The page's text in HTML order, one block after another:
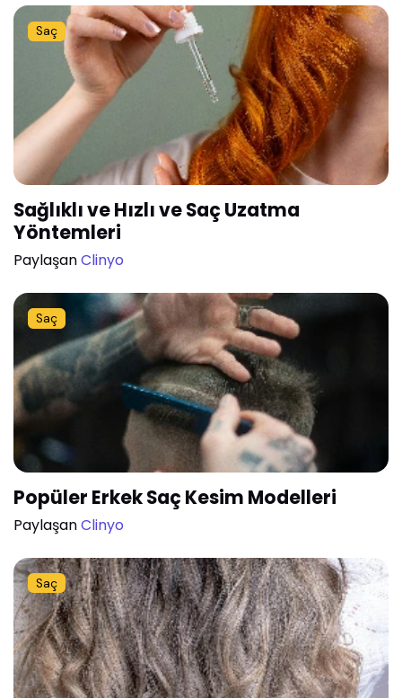
Saç
Sağlıklı ve Hızlı ve Saç Uzatma
Yöntemleri
PaylaşanClinyo
Saç
Popüler Erkek Saç Kesim Modelleri
PaylaşanClinyo
Saç